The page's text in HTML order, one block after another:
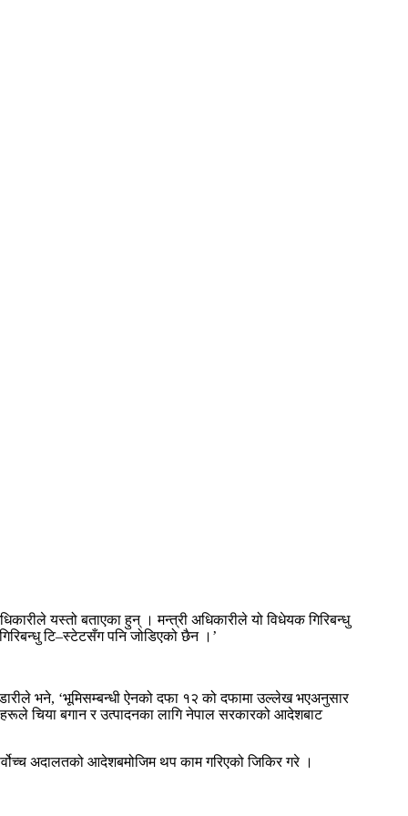
यस्तो बताएका हुन् । मन्त्री अधिकारीले यो विधेयक गिरिबन्धु
टि–स्टेटसँग पनि जोडिएको छैन ।’
भने, ‘भूमिसम्बन्धी ऐनको दफा १२ को दफामा उल्लेख भएअनुसार
चिया बगान र उत्पादनका लागि नेपाल सरकारको आदेशबाट
अदालतको आदेशबमोजिम थप काम गरिएको जिकिर गरे ।